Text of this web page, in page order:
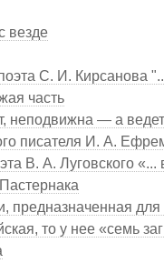
везде
С. И. Кирсанова
часть
неподвижна — а
писателя И. А.
В. А. Луговского «...
предназначенная
то у нее «семь